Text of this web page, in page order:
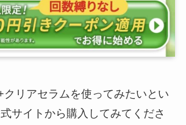
クリアセラムを使ってみたいとい
サイトから購入してみてくださ